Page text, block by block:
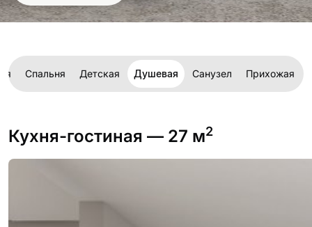
Спальня Детская Душевая Санузел Прихожая
Кухня-гостиная — 27 м2